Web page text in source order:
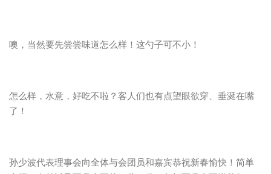
噢，当然要先尝尝味道怎么样！这勺子可不小！
怎么样，水意，好吃不啦？客人们也有点望眼欲穿、垂涎在嘴
了！
孙少波代表理事会向全体与会团员和嘉宾恭祝新春愉快！简单